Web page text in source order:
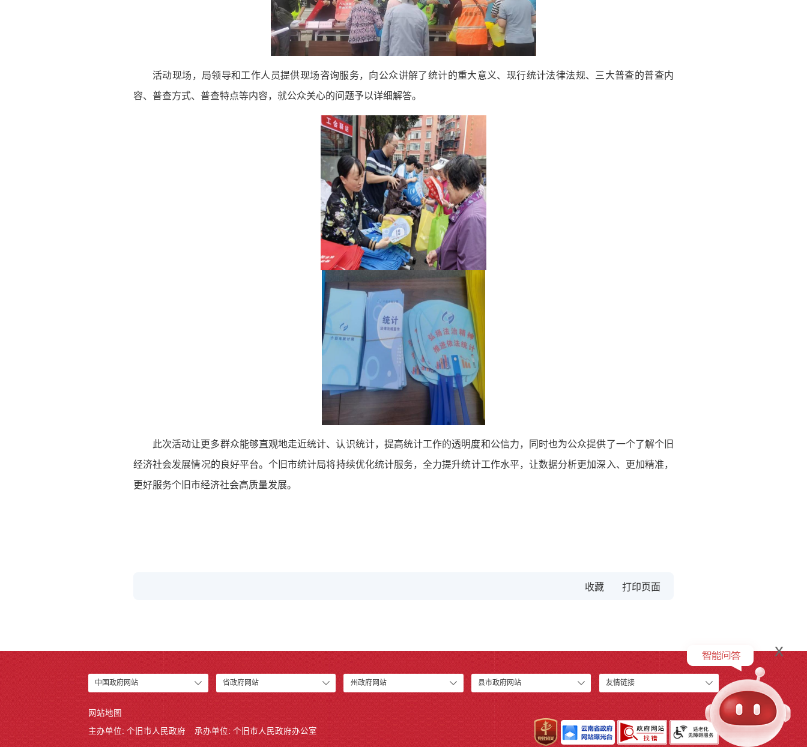
活动现场，局领导和工作人员提供现场咨询服务，向公众讲解了统计的重大意义、现行统计法律法规、三大普查的普查内
容、普查方式、普查特点等内容，就公众关心的问题予以详细解答。
此次活动让更多群众能够直观地走近统计、认识统计，提高统计工作的透明度和公信力，同时也为公众提供了一个了解个旧
经济社会发展情况的良好平台。个旧市统计局将持续优化统计服务，全力提升统计工作水平，让数据分析更加深入、更加精准，
更好服务个旧市经济社会高质量发展。
收藏
中国政府网站 省政府网站 州政府网站 县市政府网站 友情链接
网站地图
主办单位: 个旧市人民政府 承办单位: 个旧市人民政府办公室
x